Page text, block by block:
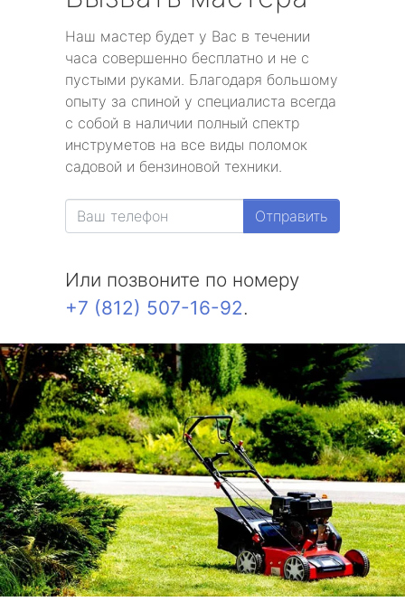
Наш мастер будет у Вас в течении
часа совершенно бесплатно и не с
пустыми руками. Благодаря большому
опыту за спиной у специалиста всегда
с собой в наличии полный спектр
инструметов на все виды поломок
садовой и бензиновой техники.
Отправить
Или позвоните по номеру
+7 (812) 507-16-92.